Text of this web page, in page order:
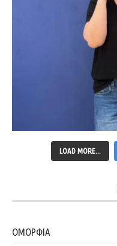
LOAD MORE...
ΟΜΟΡΦΙΑ